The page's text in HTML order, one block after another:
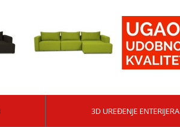
3D UREĐENJE ENTERIJERA